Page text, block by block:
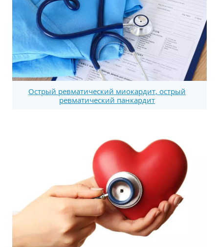
Острый ревматический миокардит, острый
ревматический панкардит